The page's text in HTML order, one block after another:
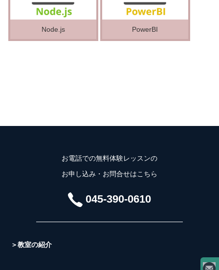
Node.js PowerBI
お電話での無料体験レッスンの
お申し込み・お問合せはこちら
045-390-0610
＞教室の紹介